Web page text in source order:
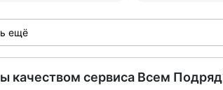
ещё
качеством сервиса Всем